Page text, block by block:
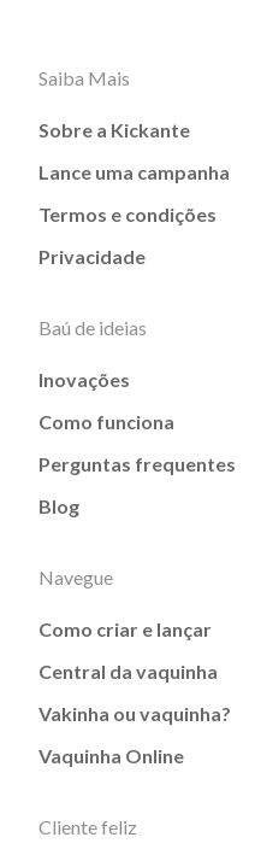
Saiba Mais
Sobre a Kickante
Lance uma campanha
Termos e condições
Privacidade
Baú de ideias
Inovações
Como funciona
Perguntas frequentes
Blog
Navegue
Como criar e lançar
Central da vaquinha
Vakinha ou vaquinha?
Vaquinha Online
Cliente feliz